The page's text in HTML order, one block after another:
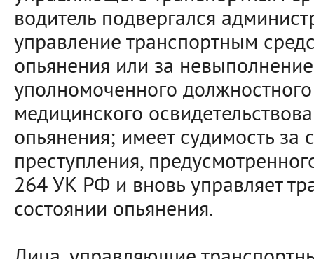
водитель подвергался
управление транспортным
опьянения или за
уполномоченного
медицинского
опьянения; имеет судимость за
преступления,
264 УК РФ и вновь управляет
состоянии опьянения.